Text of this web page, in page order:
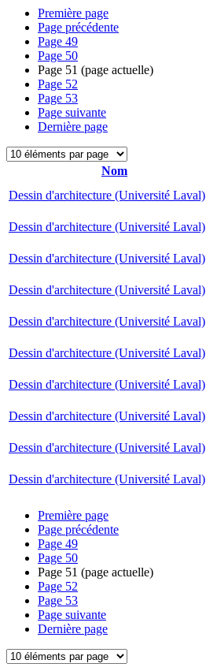
Première page
Page précédente
Page 49
Page 50
Page 51 (page actuelle)
Page 52
Page 53
Page suivante
Dernière page
Nom
Dessin d'architecture (Université Laval)
Dessin d'architecture (Université Laval)
Dessin d'architecture (Université Laval)
Dessin d'architecture (Université Laval)
Dessin d'architecture (Université Laval)
Dessin d'architecture (Université Laval)
Dessin d'architecture (Université Laval)
Dessin d'architecture (Université Laval)
Dessin d'architecture (Université Laval)
Dessin d'architecture (Université Laval)
Première page
Page précédente
Page 49
Page 50
Page 51 (page actuelle)
Page 52
Page 53
Page suivante
Dernière page